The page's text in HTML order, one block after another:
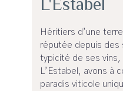
Héritiers d’une
réputée depuis des
typicité de ses vins,
L’Estabel, avons à
paradis viticole